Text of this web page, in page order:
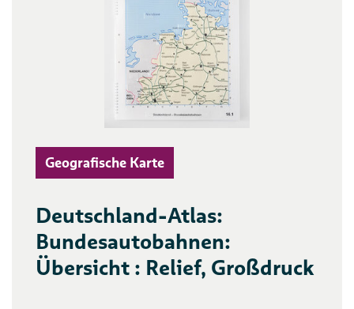
Geografische Karte
Deutschland-Atlas:
Bundesautobahnen:
Übersicht : Relief, Großdruck